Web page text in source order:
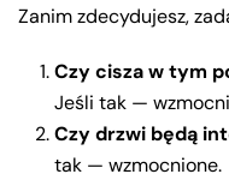
Zanim zdecydujesz,
Czy cisza w tym
Jeśli tak —
Czy drzwi będą
tak — wzmocnione.